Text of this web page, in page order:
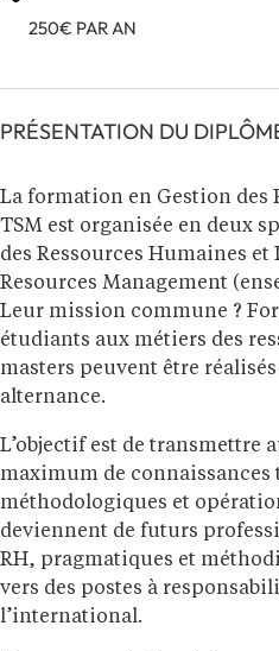
250€ PAR AN
PRÉSENTATION DU
La formation en Gestion des
TSM est organisée en deux
des Ressources Humaines
Resources Management
Leur mission commune ?
étudiants aux métiers des
masters peuvent être
alternance.
L’objectif est de transmettre
maximum de connaissances
méthodologiques et
deviennent de futurs
RH, pragmatiques et
vers des postes à
l’international.